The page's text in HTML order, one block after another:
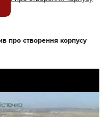
про створення корпусу